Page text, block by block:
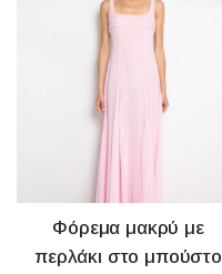
Φόρεμα μακρύ με
περλάκι στο μπούστο